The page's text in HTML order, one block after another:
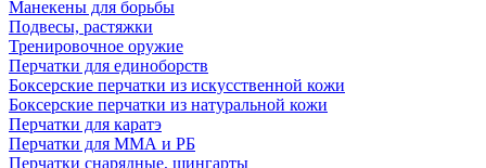
Манекены для борьбы
Подвесы, растяжки
Тренировочное оружие
Перчатки для единоборств
Боксерские перчатки из искусственной кожи
Боксерские перчатки из натуральной кожи
Перчатки для каратэ
Перчатки для ММА и РБ
Перчатки снарядные, шингарты